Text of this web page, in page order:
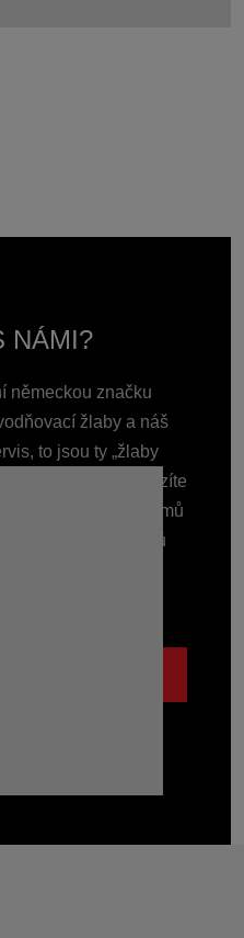
NÁMI?
německou značku
žlaby a náš
to jsou ty „žlaby
podrží. Ať přicházíte
potřebujete žlab domů
s odvodněním tisíců